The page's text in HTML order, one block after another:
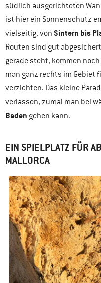
südlich ausgerichteten
ist hier ein Sonnenschutz
vielseitig, von Sintern bis
Routen sind gut
gerade steht, kommen
man ganz rechts im
verzichten. Das kleine
verlassen, zumal man bei
Baden gehen kann.
EIN SPIELPLATZ FÜR
MALLORCA